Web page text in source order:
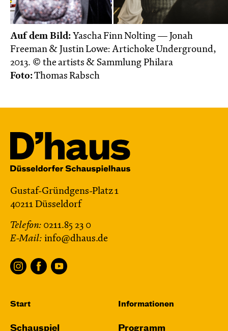
Auf dem Bild: Yascha Finn Nolting — Jonah
Freeman & Justin Lowe: Artichoke Underground,
2013. © the artists & Sammlung Philara
Foto:Thomas Rabsch
Gustaf-Gründgens-Platz 1
40211 Düsseldorf
Telefon: 0211.85 23 0
E-Mail: info@dhaus.de
Start
Schauspiel
Informationen
Programm